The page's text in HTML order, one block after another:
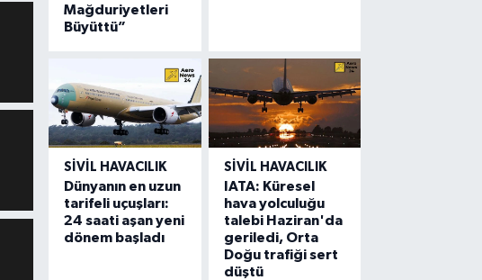
Mağduriyetleri
Büyüttü”
SIVIL HAVACILIK
Dünyanın en uzun
tarifeli uçuşları:
24 saati aşan yeni
dönem başladı
SIVIL HAVACILIK
IATA: Küresel
hava yolculuğu
talebi Haziran'da
geriledi, Orta
Doğu trafiği sert
düştü